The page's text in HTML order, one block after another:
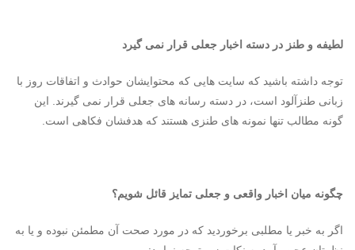
لطیفه و طنز در دسته اخبار جعلی قرار نمی گیرد
توجه داشته باشید که سایت هایی که محتوایشان حوادث و اتفاقات روز با
زبانی طنزآلود است، در دسته رسانه های جعلی قرار نمی گیرند. این
گونه مطالب تنها نمونه های طنزی هستند که هدفشان فکاهی است.
چگونه میان اخبار واقعی و جعلی تمایز قائل شویم؟
اگر به خبر یا مطلبی برخوردید که در مورد صحت آن مطمئن نبوده و یا به